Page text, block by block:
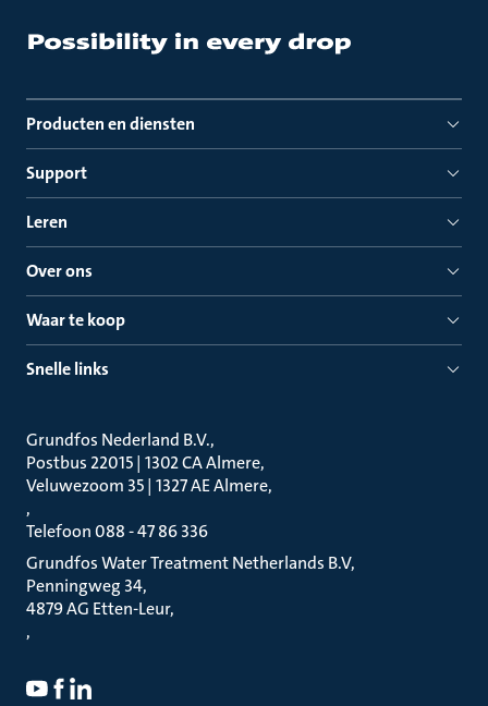
Producten en diensten
Support
Leren
Over ons
Waar te koop
Snelle links
Grundfos Nederland B.V.
Postbus 22015 | 1302 CA Almere
Veluwezoom 35 | 1327 AE Almere
Telefoon 088 - 47 86 336
Grundfos Water Treatment Netherlands B.V
Penningweg 34
4879 AG Etten-Leur